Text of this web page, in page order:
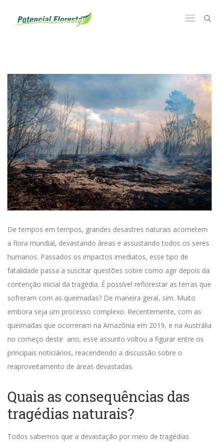
De tempos em tempos, grandes desastres naturais acometem
a flora mundial, devastando áreas e assustando todos os seres
humanos. Passados os impactos imediatos, esse tipo de
fatalidade passa a suscitar questões sobre como agir depois da
contenção inicial da tragédia. É possível reflorestar as terras que
sofreram com as queimadas? De maneira geral, sim. Muito
embora seja um processo complexo. Recentemente, com as
queimadas que ocorreram na Amazônia em 2019, e na Austrália
no começo deste ano, esse assunto voltou a figurar entre os
principais noticiários, reacendendo a discussão sobre o
reaproveitamento de áreas devastadas.
Quais as consequências das
tragédias naturais?
Todos sabemos que a devastação por meio de tragédias